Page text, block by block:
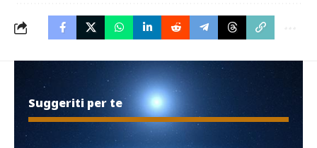
Suggeriti per te